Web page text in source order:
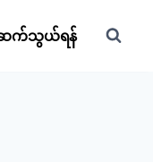
က်သွယ်ရန်